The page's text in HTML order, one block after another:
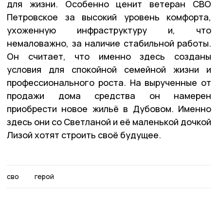
для жизни. Особенно ценит ветеран СВО
Петровское за высокий уровень комфорта,
ухоженную инфраструктуру и, что
немаловажно, за наличие стабильной работы.
Он считает, что именно здесь созданы
условия для спокойной семейной жизни и
профессионального роста. На вырученные от
продажи дома средства он намерен
приобрести новое жильё в Дубовом. Именно
здесь они со Светланой и её маленькой дочкой
Лизой хотят строить своё будущее.
сво герой